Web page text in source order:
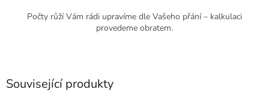
Související produkty
Počty růží Vám rádi upravíme dle Vašeho přání – kalkulaci
provedeme obratem.